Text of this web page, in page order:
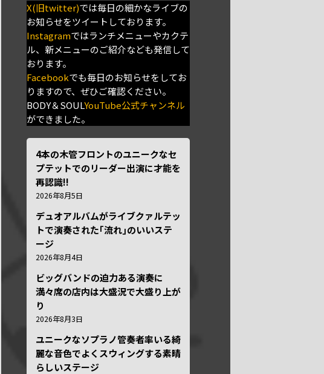
X(旧twitter)では毎日の細かなライブの
お知らせをツイートしております。
Instagramではランチメニューやカクテ
ル、新メニューのご紹介なども発信して
おります。
Facebookでも毎日のお知らせをしてお
りますので、ぜひご確認ください。
BODY＆SOULYouTube公式チャンネル
ができました。
4本の木管フロントのユニークなセ
プテットでのリーダー出演に才能を
再認識!!
2026年8月5日
デュオアルバムがライブクァルテッ
トで演奏された｢流れ｣のいいステ
ージ
2026年8月4日
ビッグバンドの迫力ある演奏に
満々席の店内は大盛況で大盛り上が
り
2026年8月3日
ユニークなソプラノ管奏者率いる綺
麗な音色でよくスウィングする素晴
らしいステージ